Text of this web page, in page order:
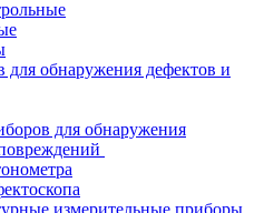
для обнаружения дефектов и
для обнаружения
измерительные приборы